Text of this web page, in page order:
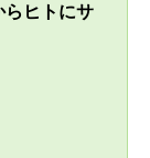
らヒトにサ